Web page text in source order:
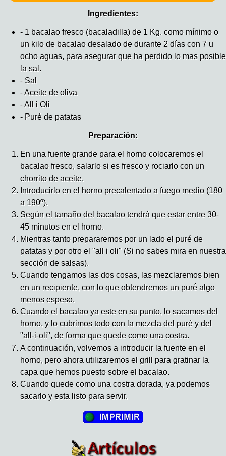
Ingredientes:
- 1 bacalao fresco (bacaladilla) de 1 Kg. como mínimo o
un kilo de bacalao desalado de durante 2 días con 7 u
ocho aguas, para asegurar que ha perdido lo mas posible
la sal.
- Sal
- Aceite de oliva
- All i Oli
- Puré de patatas
Preparación:
En una fuente grande para el horno colocaremos el
bacalao fresco, salarlo si es fresco y rociarlo con un
chorrito de aceite.
Introducirlo en el horno precalentado a fuego medio (180
a 190º).
Según el tamaño del bacalao tendrá que estar entre 30-
45 minutos en el horno.
Mientras tanto prepararemos por un lado el puré de
patatas y por otro el "all i oli" (Si no sabes mira en nuestra
sección de salsas).
Cuando tengamos las dos cosas, las mezclaremos bien
en un recipiente, con lo que obtendremos un puré algo
menos espeso.
Cuando el bacalao ya este en su punto, lo sacamos del
horno, y lo cubrimos todo con la mezcla del puré y del
"all-i-oli", de forma que quede como una costra.
A continuación, volvemos a introducir la fuente en el
horno, pero ahora utilizaremos el grill para gratinar la
capa que hemos puesto sobre el bacalao.
Cuando quede como una costra dorada, ya podemos
sacarlo y esta listo para servir.